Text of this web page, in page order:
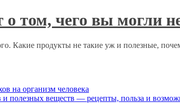
том, чего вы могли
Какие продукты не такие уж и полезные,
на организм человека
полезных веществ — рецепты, польза и